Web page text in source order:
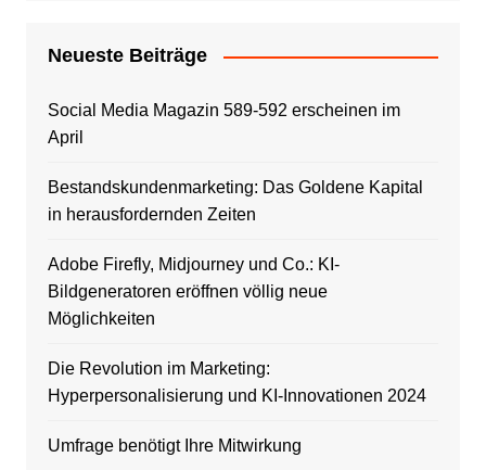
Neueste Beiträge
Social Media Magazin 589-592 erscheinen im
April
Bestandskundenmarketing: Das Goldene Kapital
in herausfordernden Zeiten
Adobe Firefly, Midjourney und Co.: KI-
Bildgeneratoren eröffnen völlig neue
Möglichkeiten
Die Revolution im Marketing:
Hyperpersonalisierung und KI-Innovationen 2024
Umfrage benötigt Ihre Mitwirkung